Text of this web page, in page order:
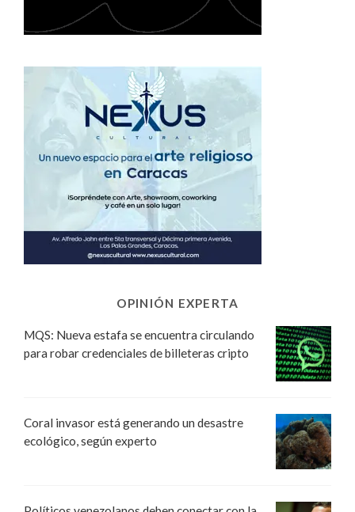
OPINIÓN EXPERTA
MQS: Nueva estafa se encuentra circulando
para robar credenciales de billeteras cripto
Coral invasor está generando un desastre
ecológico, según experto